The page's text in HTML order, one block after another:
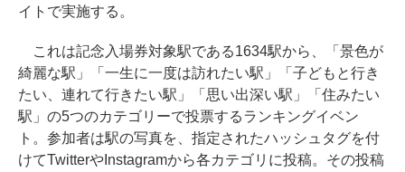
イトで実施する。
これは記念入場券対象駅である1634駅から、「景色が
綺麗な駅」「一生に一度は訪れたい駅」「子どもと行き
たい、連れて行きたい駅」「思い出深い駅」「住みたい
駅」の5つのカテゴリーで投票するランキングイベン
ト。参加者は駅の写真を、指定されたハッシュタグを付
けてTwitterやInstagramから各カテゴリに投稿。その投稿